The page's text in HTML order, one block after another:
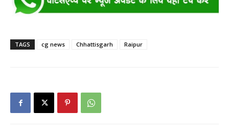
TAGS cg news Chhattisgarh Raipur